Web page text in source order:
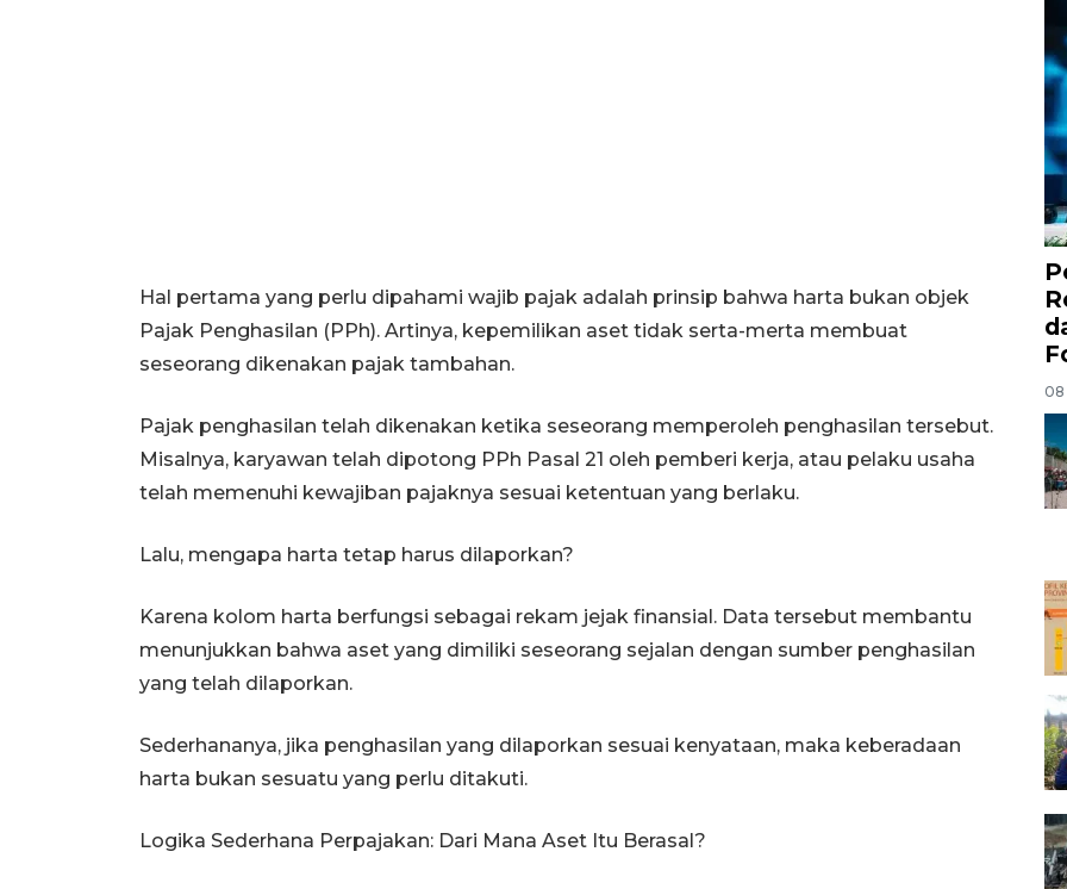
Hal pertama yang perlu dipahami wajib pajak adalah prinsip bahwa harta bukan objek
Pajak Penghasilan (PPh). Artinya, kepemilikan aset tidak serta-merta membuat
seseorang dikenakan pajak tambahan.
Pajak penghasilan telah dikenakan ketika seseorang memperoleh penghasilan tersebut.
Misalnya, karyawan telah dipotong PPh Pasal 21 oleh pemberi kerja, atau pelaku usaha
telah memenuhi kewajiban pajaknya sesuai ketentuan yang berlaku.
Lalu, mengapa harta tetap harus dilaporkan?
Karena kolom harta berfungsi sebagai rekam jejak finansial. Data tersebut membantu
menunjukkan bahwa aset yang dimiliki seseorang sejalan dengan sumber penghasilan
yang telah dilaporkan.
Sederhananya, jika penghasilan yang dilaporkan sesuai kenyataan, maka keberadaan
harta bukan sesuatu yang perlu ditakuti.
Logika Sederhana Perpajakan: Dari Mana Aset Itu Berasal?
08